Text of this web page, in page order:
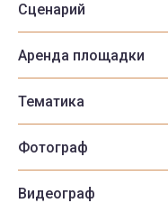
Сценарий
Аренда площадки
Тематика
Фотограф
Видеограф